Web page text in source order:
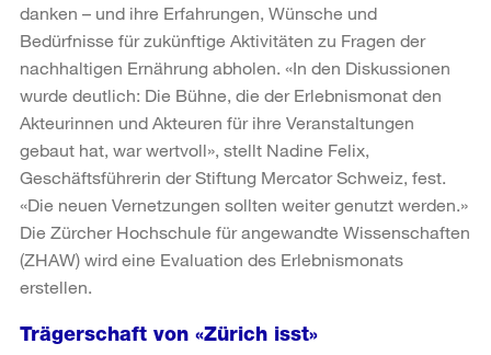
danken – und ihre Erfahrungen, Wünsche und
Bedürfnisse für zukünftige Aktivitäten zu Fragen der
nachhaltigen Ernährung abholen. «In den Diskussionen
wurde deutlich: Die Bühne, die der Erlebnismonat den
Akteurinnen und Akteuren für ihre Veranstaltungen
gebaut hat, war wertvoll», stellt Nadine Felix,
Geschäftsführerin der Stiftung Mercator Schweiz, fest.
«Die neuen Vernetzungen sollten weiter genutzt werden.»
Die Zürcher Hochschule für angewandte Wissenschaften
(ZHAW) wird eine Evaluation des Erlebnismonats
erstellen.
Trägerschaft von «Zürich isst»